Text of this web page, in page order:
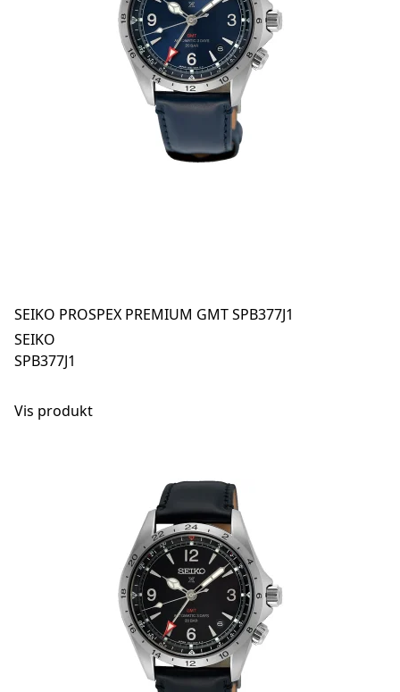
SEIKO PROSPEX PREMIUM GMT SPB377J1
SEIKO
SPB377J1
Vis produkt